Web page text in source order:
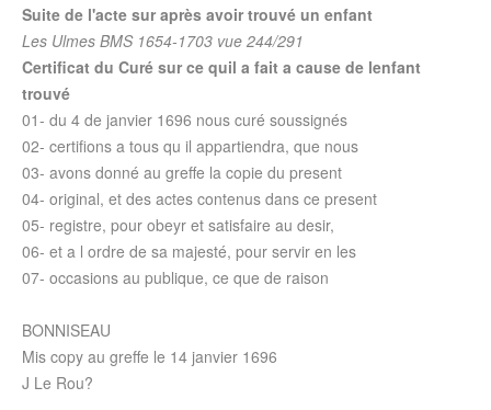
Suite de l'acte sur après avoir trouvé un enfant
Les Ulmes BMS 1654-1703 vue 244/291
Certificat du Curé sur ce quil a fait a cause de lenfant
trouvé
01- du 4 de janvier 1696 nous curé soussignés
02- certifions a tous qu il appartiendra, que nous
03- avons donné au greffe la copie du present
04- original, et des actes contenus dans ce present
05- registre, pour obeyr et satisfaire au desir,
06- et a l ordre de sa majesté, pour servir en les
07- occasions au publique, ce que de raison
BONNISEAU
Mis copy au greffe le 14 janvier 1696
J Le Rou?